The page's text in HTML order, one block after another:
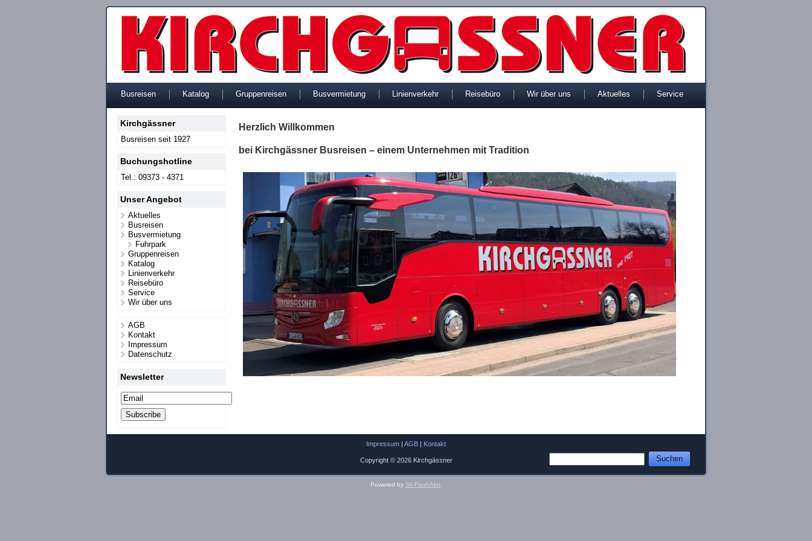
Busreisen Katalog Gruppenreisen Busvermietung Linienverkehr Reisebüro Wir über uns Aktuelles Service
Kirchgässner
Busreisen seit 1927
Buchungshotline
Tel.: 09373 - 4371
Unser Angebot
Aktuelles
Busreisen
Busvermietung
Fuhrpark
Gruppenreisen
Katalog
Linienverkehr
Reisebüro
Service
Wir über uns
AGB
Kontakt
Impressum
Datenschutz
Newsletter
Herzlich Willkommen
bei Kirchgässner Busreisen – einem Unternehmen mit Tradition
Impressum | AGB | Kontakt
Copyright © 2026 Kirchgässner
Powered by Sir-FlashAlot